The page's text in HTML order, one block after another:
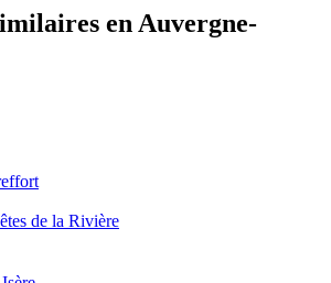
en Auvergne-
de la Rivière